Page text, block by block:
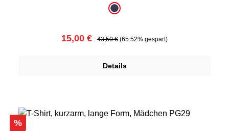
dunkelblau
Verkaufspreis:
15,00 € Regulärer Preis:
43,50 € (65.52% gespart)
Details
Rabatt
%